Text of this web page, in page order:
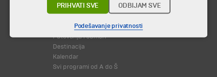
© 2026 TA BOHEMIA TRAVEL DOO.Sva prava zadržava.
Putovanja i odmori
Destinacija
Kalendar
Svi programi od A do Š
PRIHVATI SVE ODBIJAM SVE
Podešavanje privatnosti